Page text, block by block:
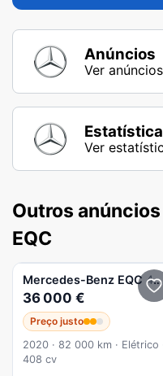
Anúncios
Ver
Ver
Outros
EQC
Mercedes-Benz EQC 400 4Matic
36 000 €
Preço justo
2020 · 82 000 km · Elétrico
408 cv